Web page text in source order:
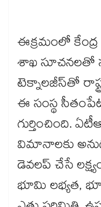
ఈక్రమంలో
శాఖ సూచనలతో
టెక్నాలజీస్​తో
ఈ సంస్థ
గుర్తించింది.
విమానాలకు
డెవలప్​ చేసే
భూమి లభ్యత,